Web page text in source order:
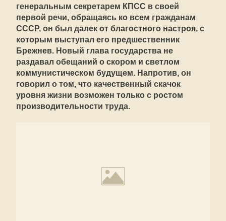
генеральным секретарем КПСС в своей
первой речи, обращаясь ко всем гражданам
СССР, он был далек от благостного настроя, с
которым выступал его предшественник
Брежнев. Новый глава государства не
раздавал обещаний о скором и светлом
коммунистическом будущем. Напротив, он
говорил о том, что качественный скачок
уровня жизни возможен только с ростом
производительности труда.